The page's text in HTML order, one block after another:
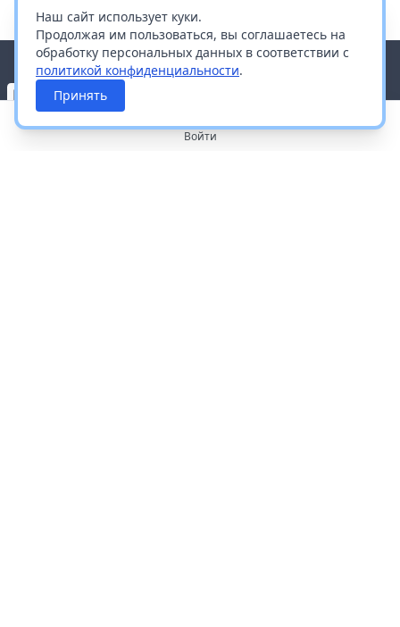
Наш сайт использует куки.
Продолжая им пользоваться, вы соглашаетесь на
обработку персональных данных в соответствии с
политикой конфиденциальности.
Принять
Войти